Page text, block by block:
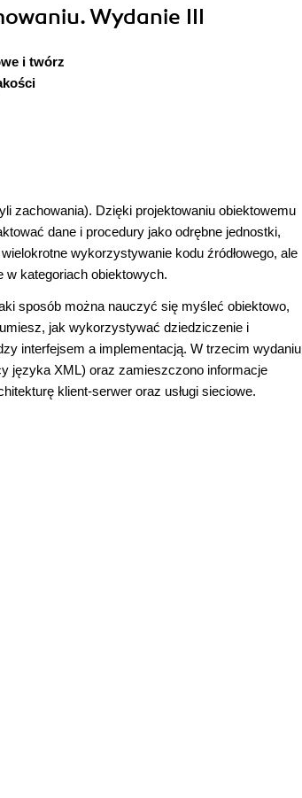
Wydanie III
i twórz
zachowania). Dzięki projektowaniu obiektowemu
dane i procedury jako odrębne jednostki,
wykorzystywanie kodu źródłowego, ale
kategoriach obiektowych.
sposób można nauczyć się myśleć obiektowo,
jak wykorzystywać dziedziczenie i
interfejsem a implementacją. W trzecim wydaniu
języka XML) oraz zamieszczono informacje
klient-serwer oraz usługi sieciowe.